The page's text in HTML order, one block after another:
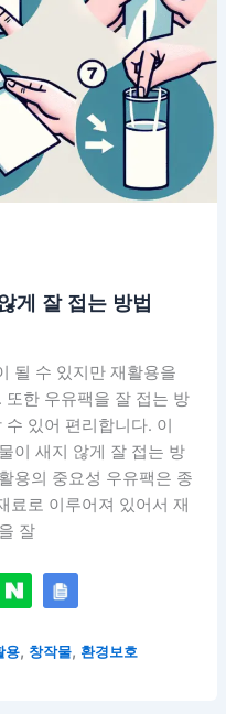
게 잘 접는 방법
될 수 있지만 재활용을
한 우유팩을 잘 접는 방
있어 편리합니다. 이
이 새지 않게 잘 접는 방
용의 중요성 우유팩은 종
료로 이루어져 있어서 재
잘
용, 창작물, 환경보호